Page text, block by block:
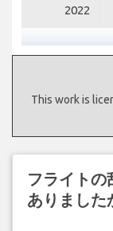
2022
This work is
フライトの
ありました